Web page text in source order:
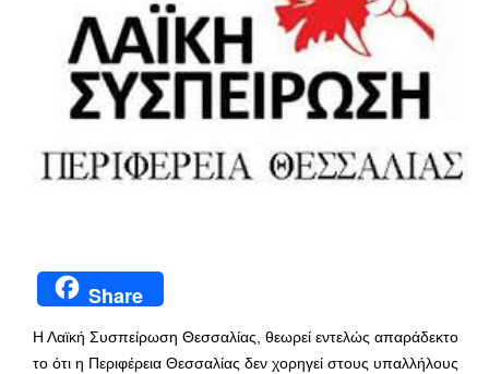
Share
Η Λαϊκή Συσπείρωση Θεσσαλίας, θεωρεί εντελώς απαράδεκτο
το ότι η Περιφέρεια Θεσσαλίας δεν χορηγεί στους υπαλλήλους